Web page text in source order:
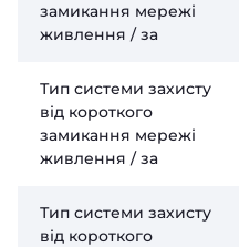
замикання мережі
живлення / за
Тип системи захисту
від короткого
замикання мережі
живлення / за
Тип системи захисту
від короткого